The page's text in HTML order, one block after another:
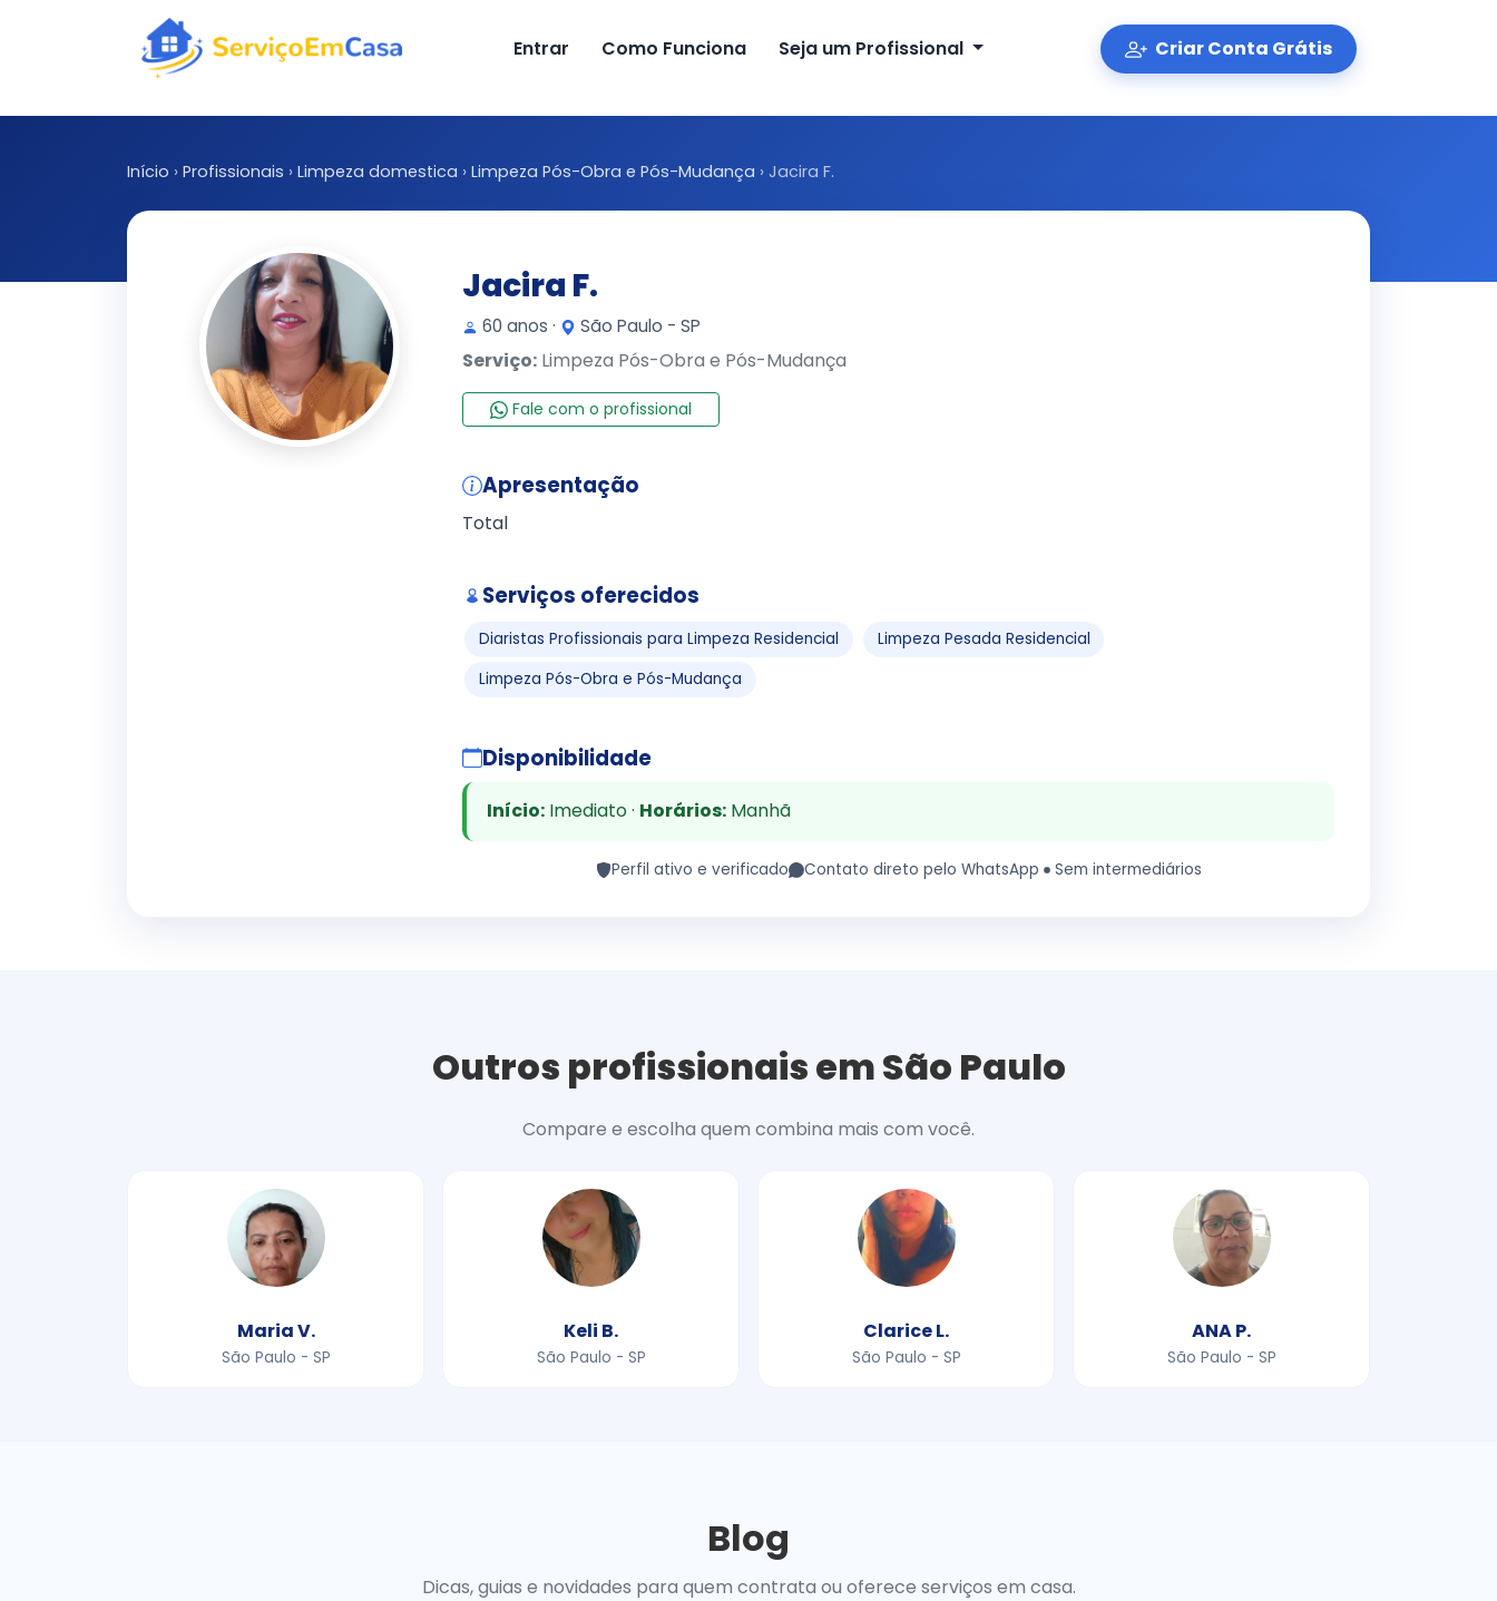
Entrar Como Funciona Seja um Profissional Criar Conta Grátis
Início › Profissionais › Limpeza domestica › Limpeza Pós-Obra e Pós-Mudança › Jacira F.
Jacira F.
60 anos · São Paulo - SP
Serviço: Limpeza Pós-Obra e Pós-Mudança
Fale com o profissional
Apresentação
Total
Serviços oferecidos
Diaristas Profissionais para Limpeza Residencial
Limpeza Pesada Residencial
Limpeza Pós-Obra e Pós-Mudança
Disponibilidade
Início:Imediato · Horários:Manhã
Perfil ativo e verificado Contato direto pelo WhatsApp Sem intermediários
Outros profissionais em São Paulo
Compare e escolha quem combina mais com você.
Maria V.
São Paulo - SP
Keli B.
São Paulo - SP
Clarice L.
São Paulo - SP
ANA P.
São Paulo - SP
Blog
Dicas, guias e novidades para quem contrata ou oferece serviços em casa.